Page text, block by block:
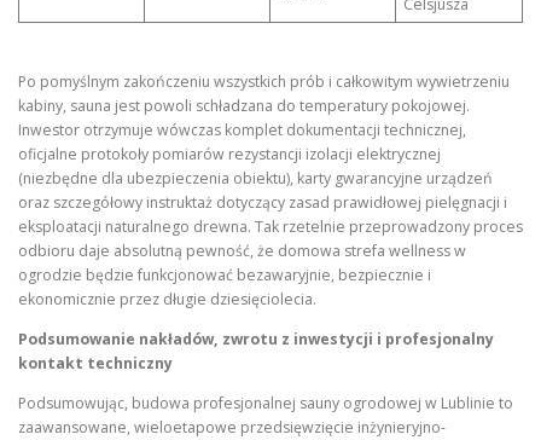
Celsjusza
Po pomyślnym zakończeniu wszystkich prób i całkowitym wywietrzeniu
kabiny, sauna jest powoli schładzana do temperatury pokojowej.
Inwestor otrzymuje wówczas komplet dokumentacji technicznej,
oficjalne protokoły pomiarów rezystancji izolacji elektrycznej
(niezbędne dla ubezpieczenia obiektu), karty gwarancyjne urządzeń
oraz szczegółowy instruktaż dotyczący zasad prawidłowej pielęgnacji i
eksploatacji naturalnego drewna. Tak rzetelnie przeprowadzony proces
odbioru daje absolutną pewność, że domowa strefa wellness w
ogrodzie będzie funkcjonować bezawaryjnie, bezpiecznie i
ekonomicznie przez długie dziesięciolecia.
Podsumowanie nakładów, zwrotu z inwestycji i profesjonalny
kontakt techniczny
Podsumowując, budowa profesjonalnej sauny ogrodowej w Lublinie to
zaawansowane, wieloetapowe przedsięwzięcie inżynieryjno-